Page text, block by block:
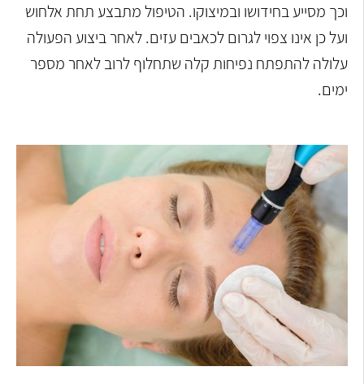
וכך מסייע בחידושו ובמיצוקו. הטיפול מתבצע תחת אלחוש
ועל כן אינו צפוי לגרום לכאבים עזים. לאחר ביצוע הפעולה
עלולה להתפתח נפיחות קלה שתחלוף לרוב לאחר מספר
ימים.